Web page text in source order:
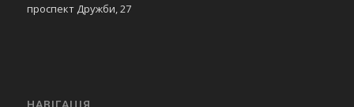
проспект Дружби, 27